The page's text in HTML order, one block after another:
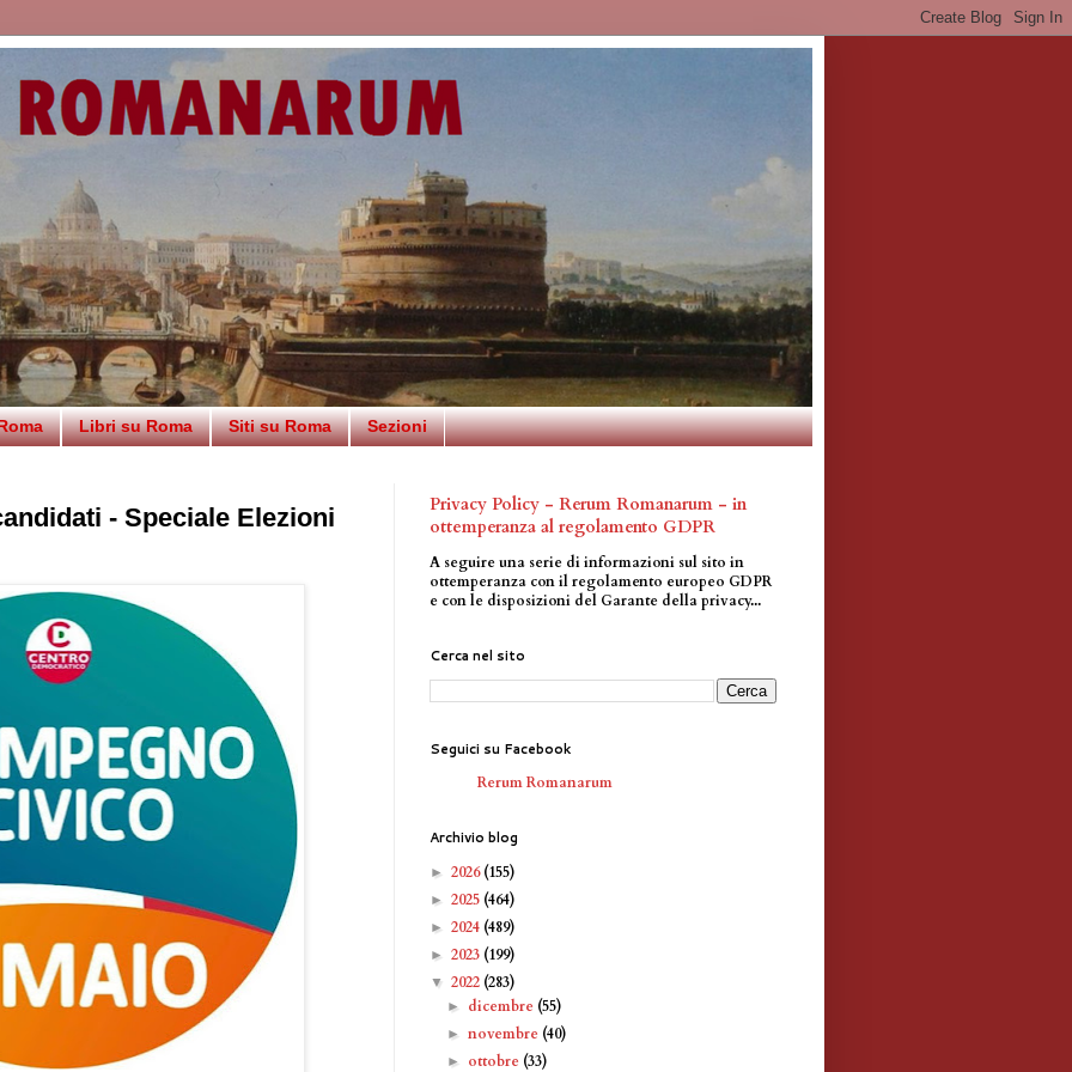
Libri su Roma Siti su Roma Sezioni
- Speciale Elezioni
Privacy Policy - Rerum Romanarum - in
ottemperanza al regolamento GDPR
A seguire una serie di informazioni sul sito in
ottemperanza con il regolamento europeo GDPR
e con le disposizioni del Garante della privacy...
Cerca nel sito
Seguici su Facebook
Rerum Romanarum
Archivio blog
► 2026(155)
► 2025 (464)
► 2024 (489)
► 2023 (199)
▼ 2022 (283)
► dicembre (55)
►novembre (40)
► ottobre (33)